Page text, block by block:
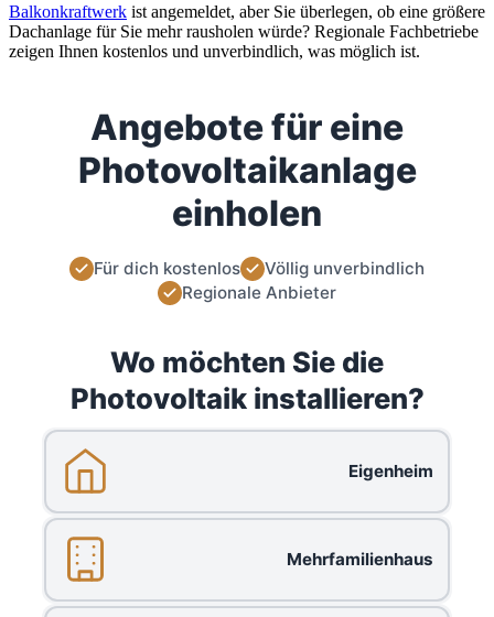
Balkonkraftwerk ist angemeldet, aber Sie überlegen, ob eine größere
Dachanlage für Sie mehr rausholen würde? Regionale Fachbetriebe
zeigen Ihnen kostenlos und unverbindlich, was möglich ist.
Angebote für eine
Photovoltaikanlage
einholen
Für dich kostenlos
Völlig unverbindlich
Regionale Anbieter
Wo möchten Sie die
Photovoltaik installieren?
Eigenheim
Mehrfamilienhaus